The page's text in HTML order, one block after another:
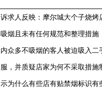
诉求人反映：摩尔城大个子烧烤
吸烟且未有任何规范和整理措施
内众多不吸烟的客人被迫吸入二
服，并质疑店家为何不采取措施
示为什么有些店有贴禁烟标识有